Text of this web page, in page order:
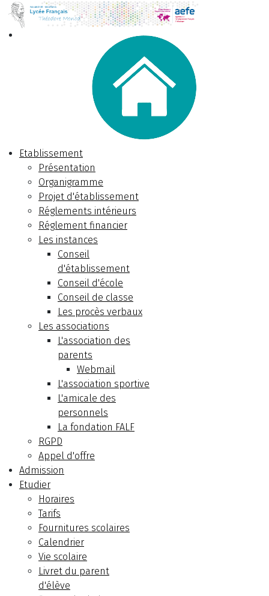
Etablissement
Présentation
Organigramme
Projet d'établissement
Réglements intérieurs
Réglement financier
Les instances
Conseil
d'établissement
Conseil d'école
Conseil de classe
Les procès verbaux
Les associations
L'association des
parents
Webmail
L'association sportive
L'amicale des
personnels
La fondation FALF
RGPD
Appel d'offre
Admission
Etudier
Horaires
Tarifs
Fournitures scolaires
Calendrier
Vie scolaire
Livret du parent
d'élève